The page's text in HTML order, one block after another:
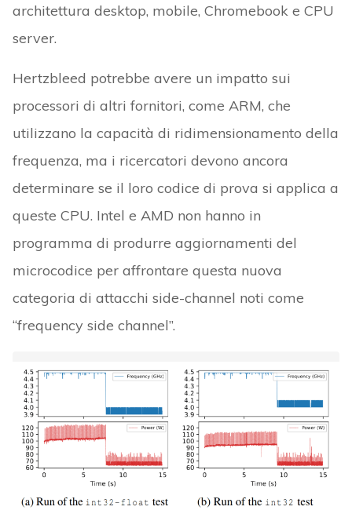
architettura desktop, mobile, Chromebook e CPU
server.
Hertzbleed potrebbe avere un impatto sui
processori di altri fornitori, come ARM, che
utilizzano la capacità di ridimensionamento della
frequenza, ma i ricercatori devono ancora
determinare se il loro codice di prova si applica a
queste CPU. Intel e AMD non hanno in
programma di produrre aggiornamenti del
microcodice per affrontare questa nuova
categoria di attacchi side-channel noti come
“frequency side channel”.